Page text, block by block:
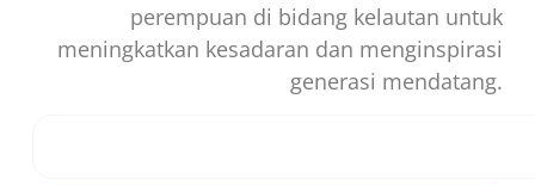
perempuan di bidang kelautan untuk
meningkatkan kesadaran dan menginspirasi
generasi mendatang.